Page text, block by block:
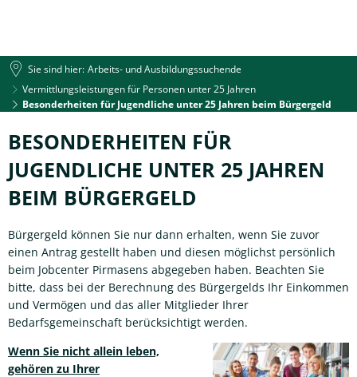
Sie sind hier: Arbeits- und Ausbildungssuchende
Vermittlungsleistungen für Personen unter 25 Jahren
Besonderheiten für Jugendliche unter 25 Jahren beim Bürgergeld
Besonderheiten
für
Jugendliche
unter
25
Jahren
beim
Bürgergeld
BESONDERHEITEN FÜR
JUGENDLICHE UNTER 25 JAHREN
BEIM BÜRGERGELD
Bürgergeld können Sie nur dann erhalten, wenn Sie zuvor
einen Antrag gestellt haben und diesen möglichst persönlich
beim Jobcenter Pirmasens abgegeben haben. Beachten Sie
bitte, dass bei der Berechnung des Bürgergelds Ihr Einkommen
und Vermögen und das aller Mitglieder Ihrer
Bedarfsgemeinschaft berücksichtigt werden.
Wenn Sie nicht allein leben,
gehören zu Ihrer